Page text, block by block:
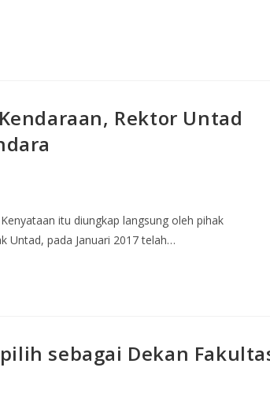
Rektor Untad
itu diungkap langsung oleh pihak
Untad, pada Januari 2017 telah…
sebagai Dekan